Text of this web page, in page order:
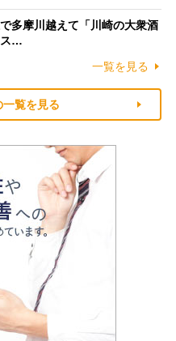
多摩川越えて「川崎の大衆酒
ス…
一覧を見る
覧を見る